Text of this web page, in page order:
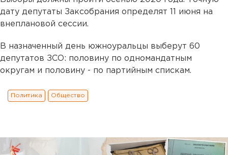
дату депутаты Заксобрания определят 11 июня на
внеплановой сессии.
В назначенный день южноуральцы выберут 60
депутатов ЗСО: половину по одномандатным
округам и половину - по партийным спискам.
Политика Общество